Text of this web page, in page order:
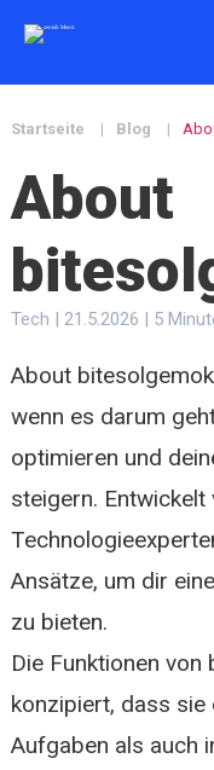
Startseite | Blog |
About
Tech | 21.5.2026 | 5
About
wenn es darum
optimieren und
steigern.
Ansätze, um dir
zu bieten.
Die Funktionen
konzipiert, dass
Aufgaben als auch